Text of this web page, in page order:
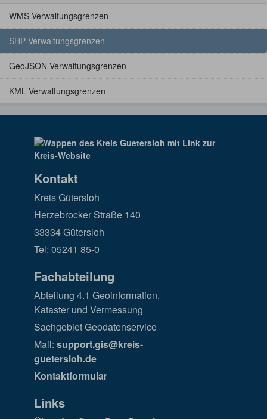
WMS Verwaltungsgrenzen
SHP Verwaltungsgrenzen
GeoJSON Verwaltungsgrenzen
KML Verwaltungsgrenzen
Kontakt
Kreis Gütersloh
Herzebrocker Straße 140
33334 Gütersloh
Tel: 05241 85-0
Fachabteilung
Abteilung 4.1 Geoinformation,
Kataster und Vermessung
Sachgebiet Geodatenservice
Mail: support.gis@kreis-
guetersloh.de
Kontaktformular
Links